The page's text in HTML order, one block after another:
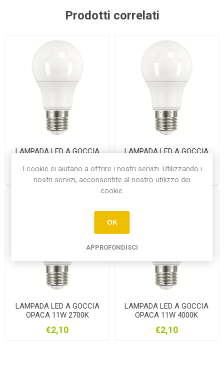
Prodotti correlati
LAMPADA LED A GOCCIA
€1,90
LAMPADA LED A GOCCIA
€2,10
LAMPADA LED A GOCCIA
OPACA 11W 2700K
€2,10
LAMPADA LED A GOCCIA
OPACA 11W 4000K
€2,10
I cookie ci aiutano a offrire i nostri servizi. Utilizzando i
nostri servizi, acconsentite al nostro utilizzo dei
cookie.
OK
APPROFONDISCI